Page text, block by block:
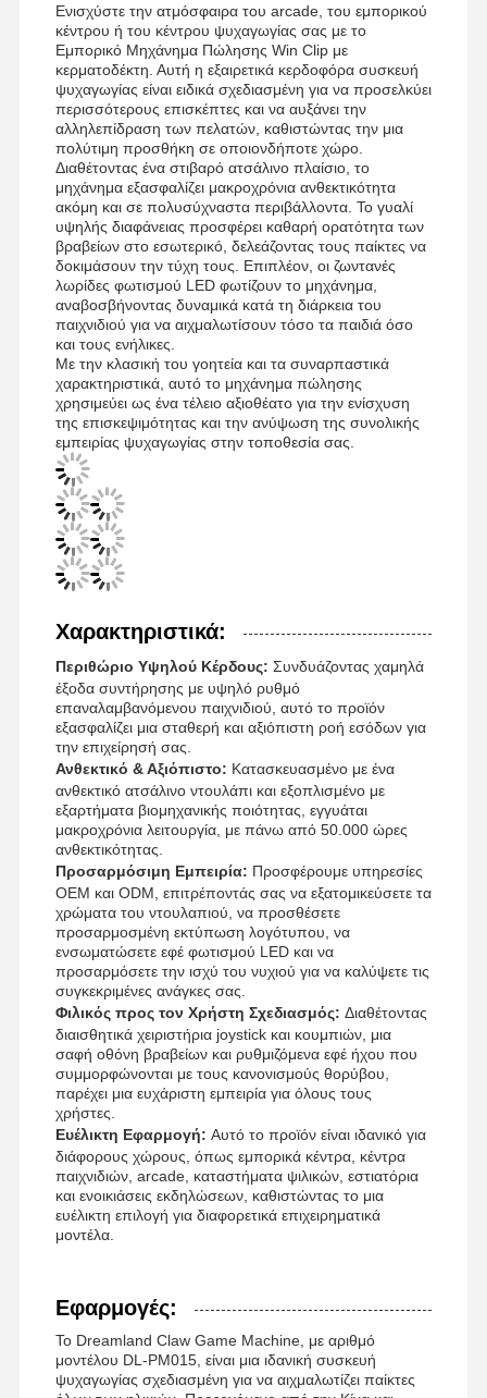
Αρχική
Σελίδα
Εμάς
Γύρος
Εργοστασίων
Ποιοτικός
Έλεγχος
Επαφή Νέα
Όλες Οι
Περιπτώσεις
Ζητήστε Ένα
Απόσπασμα
Παιδικό μηχάνημα παιχνιδιών
μηχανή γυμναστικής
Μηχανή παιχνιδιών εξαγοράς εισιτηρίων
Ενισχύστε την ατμόσφαιρα του arcade, του εμπορικού
κέντρου ή του κέντρου ψυχαγωγίας σας με το
Εμπορικό Μηχάνημα Πώλησης Win Clip με
κερματοδέκτη. Αυτή η εξαιρετικά κερδοφόρα συσκευή
ψυχαγωγίας είναι ειδικά σχεδιασμένη για να προσελκύει
περισσότερους επισκέπτες και να αυξάνει την
αλληλεπίδραση των πελατών, καθιστώντας την μια
πολύτιμη προσθήκη σε οποιονδήποτε χώρο.
Διαθέτοντας ένα στιβαρό ατσάλινο πλαίσιο, το
μηχάνημα εξασφαλίζει μακροχρόνια ανθεκτικότητα
ακόμη και σε πολυσύχναστα περιβάλλοντα. Το γυαλί
υψηλής διαφάνειας προσφέρει καθαρή ορατότητα των
βραβείων στο εσωτερικό, δελεάζοντας τους παίκτες να
δοκιμάσουν την τύχη τους. Επιπλέον, οι ζωντανές
λωρίδες φωτισμού LED φωτίζουν το μηχάνημα,
αναβοσβήνοντας δυναμικά κατά τη διάρκεια του
παιχνιδιού για να αιχμαλωτίσουν τόσο τα παιδιά όσο
και τους ενήλικες.
Με την κλασική του γοητεία και τα συναρπαστικά
χαρακτηριστικά, αυτό το μηχάνημα πώλησης
χρησιμεύει ως ένα τέλειο αξιοθέατο για την ενίσχυση
της επισκεψιμότητας και την ανύψωση της συνολικής
εμπειρίας ψυχαγωγίας στην τοποθεσία σας.
Χαρακτηριστικά:
Περιθώριο Υψηλού Κέρδους: Συνδυάζοντας χαμηλά
έξοδα συντήρησης με υψηλό ρυθμό
επαναλαμβανόμενου παιχνιδιού, αυτό το προϊόν
εξασφαλίζει μια σταθερή και αξιόπιστη ροή εσόδων για
την επιχείρησή σας.
Ανθεκτικό & Αξιόπιστο: Κατασκευασμένο με ένα
ανθεκτικό ατσάλινο ντουλάπι και εξοπλισμένο με
εξαρτήματα βιομηχανικής ποιότητας, εγγυάται
μακροχρόνια λειτουργία, με πάνω από 50.000 ώρες
ανθεκτικότητας.
Προσαρμόσιμη Εμπειρία: Προσφέρουμε υπηρεσίες
OEM και ODM, επιτρέποντάς σας να εξατομικεύσετε τα
χρώματα του ντουλαπιού, να προσθέσετε
προσαρμοσμένη εκτύπωση λογότυπου, να
ενσωματώσετε εφέ φωτισμού LED και να
προσαρμόσετε την ισχύ του νυχιού για να καλύψετε τις
συγκεκριμένες ανάγκες σας.
Φιλικός προς τον Χρήστη Σχεδιασμός: Διαθέτοντας
διαισθητικά χειριστήρια joystick και κουμπιών, μια
σαφή οθόνη βραβείων και ρυθμιζόμενα εφέ ήχου που
συμμορφώνονται με τους κανονισμούς θορύβου,
παρέχει μια ευχάριστη εμπειρία για όλους τους
χρήστες.
Ευέλικτη Εφαρμογή: Αυτό το προϊόν είναι ιδανικό για
διάφορους χώρους, όπως εμπορικά κέντρα, κέντρα
παιχνιδιών, arcade, καταστήματα ψιλικών, εστιατόρια
και ενοικιάσεις εκδηλώσεων, καθιστώντας το μια
ευέλικτη επιλογή για διαφορετικά επιχειρηματικά
μοντέλα.
Εφαρμογές:
Το Dreamland Claw Game Machine, με αριθμό
μοντέλου DL-PM015, είναι μια ιδανική συσκευή
ψυχαγωγίας σχεδιασμένη για να αιχμαλωτίζει παίκτες